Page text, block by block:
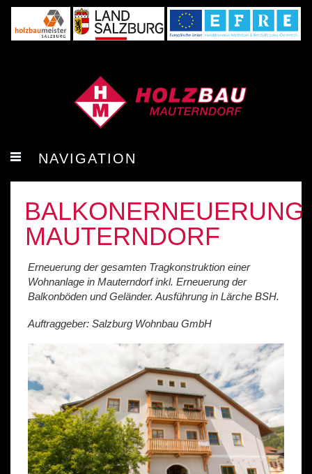
NAVIGATION
BALKONERNEUERUNG
MAUTERNDORF
Erneuerung der gesamten Tragkonstruktion einer
Wohnanlage in Mauterndorf inkl. Erneuerung der
Balkonböden und Geländer. Ausführung in Lärche BSH.
Auftraggeber: Salzburg Wohnbau GmbH